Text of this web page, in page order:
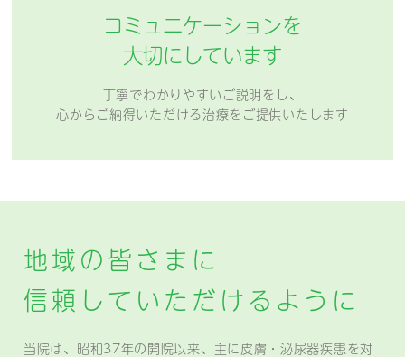
コミュニケーションを
大切にしています
丁寧でわかりやすいご説明をし、
心からご納得いただける治療をご提供いたします
地域の皆さまに
信頼していただけるように
当院は、昭和37年の開院以来、主に皮膚・泌尿器疾患を対